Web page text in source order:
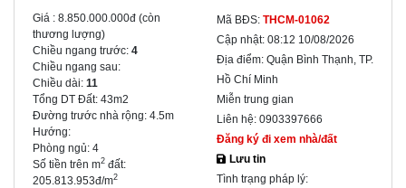
Giá : 8.850.000.000đ (còn
thương lượng)
Chiều ngang trước: 4
Chiều ngang sau:
Chiều dài: 11
Tổng DT Đất: 43m2
Đường trước nhà rộng: 4.5m
Hướng:
Phòng ngủ: 4
Số tiền trên m2 đất:
205.813.953đ/m2
Mã BĐS: THCM-01062
Cập nhật: 08:12 10/08/2026
Địa điểm: Quận Bình Thạnh, TP.
Hồ Chí Minh
Miễn trung gian
Liên hệ: 0903397666
Đăng ký đi xem nhà/đất
Lưu tin
Tình trạng pháp lý: